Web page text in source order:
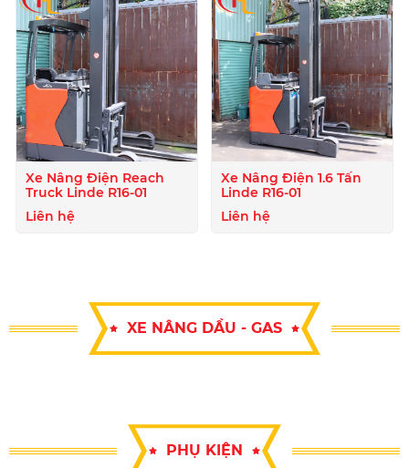
Xe Nâng Điện Reach
Truck Linde R16-01
Liên hệ
Xe Nâng Điện 1.6 Tấn
Linde R16-01
Liên hệ
XE NÂNG DẦU - GAS
PHỤ KIỆN